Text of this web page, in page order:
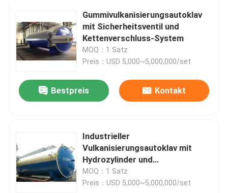
Gummivulkanisierungsautoklav
mit Sicherheitsventil und
Kettenverschluss-System
MOQ：1 Satz
Preis：USD 5,000~5,000,000/set
Bestpreis Kontakt
Industrieller
Vulkanisierungsautoklav mit
Hydrozylinder und
Sicherheitsverriegelung
MOQ：1 Satz
Preis：USD 5,000~5,000,000/set